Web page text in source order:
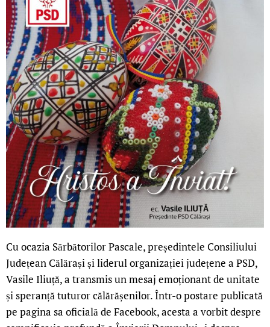
Cu ocazia Sărbătorilor Pascale, președintele Consiliului
Județean Călărași și liderul organizației județene a PSD,
Vasile Iliuță, a transmis un mesaj emoționant de unitate
și speranță tuturor călărășenilor. Într-o postare publicată
pe pagina sa oficială de Facebook, acesta a vorbit despre